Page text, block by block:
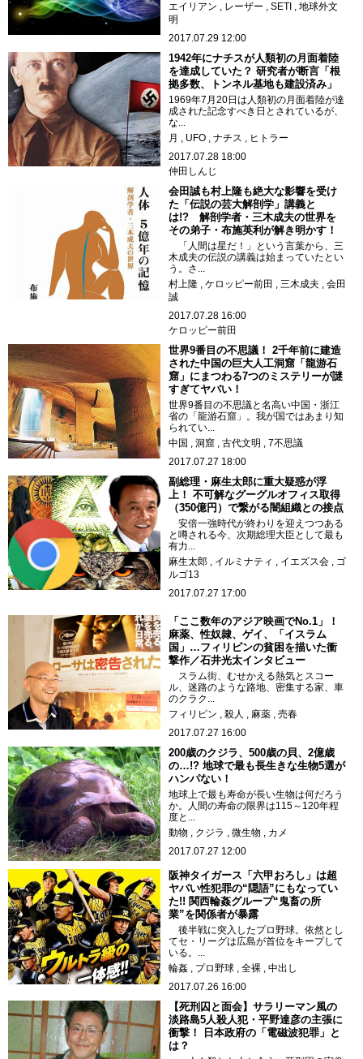
エイリアン
レーザー SETI
地球外文
明
2017.07.29 12:00
1942年にナチスが人類初の月面着陸
を達成していた？ 研究者が断言「根
拠多数、トンネル基地も建設済み」
1969年7月20日は人類初の月面着陸が達
成された記念すべき日とされているが、
な...
月
UFO ナチス
ヒトラー
2017.07.28 18:00
仲田しんじ
会田誠も村上隆も絶大な影響を受け
た「伝説の芸大解剖学」講義と
は!? 解剖学者・三木成夫の世界を
その弟子・布施英利が解き明かす！
「人間は星だ！」という言葉から、三
木成夫の伝説の講義は始まっていたとい
う。さ...
村上隆
ケロッピー前田 三木成夫
会田
誠
2017.07.28 16:00
ケロッピー前田
世界9番目の不思議！ 2千年前に建造
された中国の巨大人工洞窟「龍游石
窟」にまつわる7つのミステリーが謎
すぎてヤバい！
世界9番目の不思議と名高い中国・浙江
省の「龍游石窟」。我が国ではあまり知
られてい...
中国
洞窟 古代文明
7不思議
2017.07.27 18:00
副総理・麻生太郎に重大疑惑が浮
上！ 不可解なグーグルオフィス取得
（350億円）で繋がる闇組織との接点
安倍一強時代が終わりを迎えつつある
と噂される今、次期総理大臣として最も
有力...
麻生太郎
イルミナティ イエズス会
ゴ
ルゴ13
2017.07.27 17:00
「ここ数年のアジア映画でNo.1」！
麻薬、性奴隷、ゲイ、「イスラム
国」…フィリピンの貧困を描いた衝
撃作／石井光太インタビュー
スラム街、むせかえる熱気とスコー
ル、迷路のような路地、密集する家、車
のクラク...
フィリピン
殺人 麻薬
売春
2017.07.27 16:00
200歳のクジラ、500歳の貝、2億歳
の…!? 地球で最も長生きな生物5選が
ハンパない！
地球上で最も寿命が長い生物は何だろう
か。人間の寿命の限界は115～120年程
度と...
動物
クジラ 微生物
カメ
2017.07.27 12:00
阪神タイガース「六甲おろし」は超
ヤバい性犯罪の“隠語”にもなってい
た!! 関西輪姦グループ“鬼畜の所
業”を関係者が暴露
後半戦に突入したプロ野球。依然とし
てセ・リーグは広島が首位をキープして
いる。...
輪姦
プロ野球 全裸
中出し
2017.07.26 16:00
【死刑囚と面会】サラリーマン風の
淡路島5人殺人犯・平野達彦の主張に
衝撃！ 日本政府の「電磁波犯罪」と
は？